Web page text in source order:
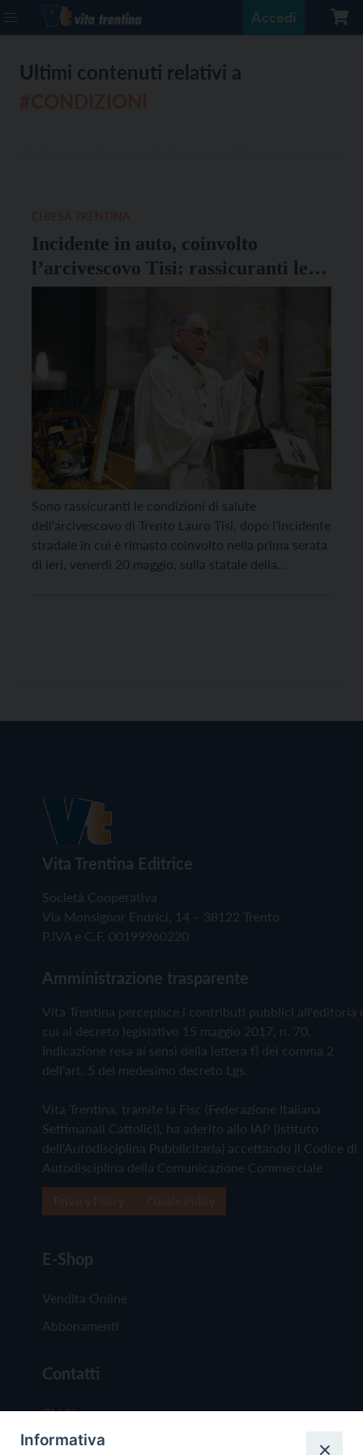
Accedi
Ultimi contenuti relativi a
Incidente in auto, coinvolto
l’arcivescovo Tisi: rassicuranti le
condizioni di salute
Sono rassicuranti le condizioni di salute
dell’arcivescovo di Trento Lauro Tisi, dopo l’incidente
stradale in cui è rimasto coinvolto nella prima serata
di ieri, venerdì 20 maggio, sulla statale della
Vita Trentina Editrice
Società Cooperativa
Via Monsignor Endrici, 14 – 38122 Trento
P.IVA e C.F. 00199960220
Amministrazione trasparente
Vita Trentina percepisce i contributi pubblici all'editoria
cui al decreto legislativo 15 maggio 2017, n. 70.
Indicazione resa ai sensi della lettera f) del comma 2
dell'art. 5 del medesimo decreto Lgs.
Vita Trentina, tramite la Fisc (Federazione Italiana
Settimanali Cattolici), ha aderito allo IAP (Istituto
dell'Autodisciplina Pubblicitaria) accettando il Codice di
Autodisciplina della Comunicazione Commerciale
E-Shop
Vendita Online
Abbonamenti
Contatti
Chi Siamo
Redazione
Informativa